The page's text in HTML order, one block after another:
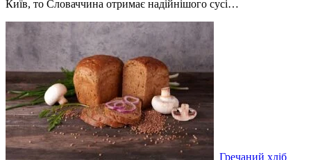
Київ, то Словаччина отримає надійнішого сусі…
Гречаний хліб